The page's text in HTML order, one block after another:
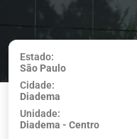
Usar minha
localização
Estado:
São Paulo
Cidade:
Diadema
Unidade:
Diadema - Centro